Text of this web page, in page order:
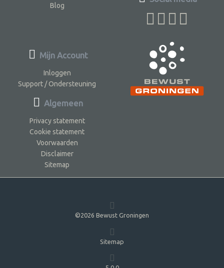
Blog
Mijn Account
Inloggen
Support / Ondersteuning
Algemeen
Privacy statement
Cookie statement
Voorwaarden
Disclaimer
Sitemap
©2026 Bewust Groningen
Sitemap